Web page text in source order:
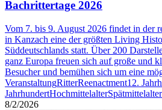
Bachrittertage 2026
Vom 7. bis 9. August 2026 findet in der
in Kanzach eine der größten Living
Süddeutschlands statt. Über 200
ganz Europa freuen sich auf große und
Besucher und bemühen sich um eine
VeranstaltungRitterReenactment12.
JahrhundertHochmittelalterSpätmittelalter
8/2/2026